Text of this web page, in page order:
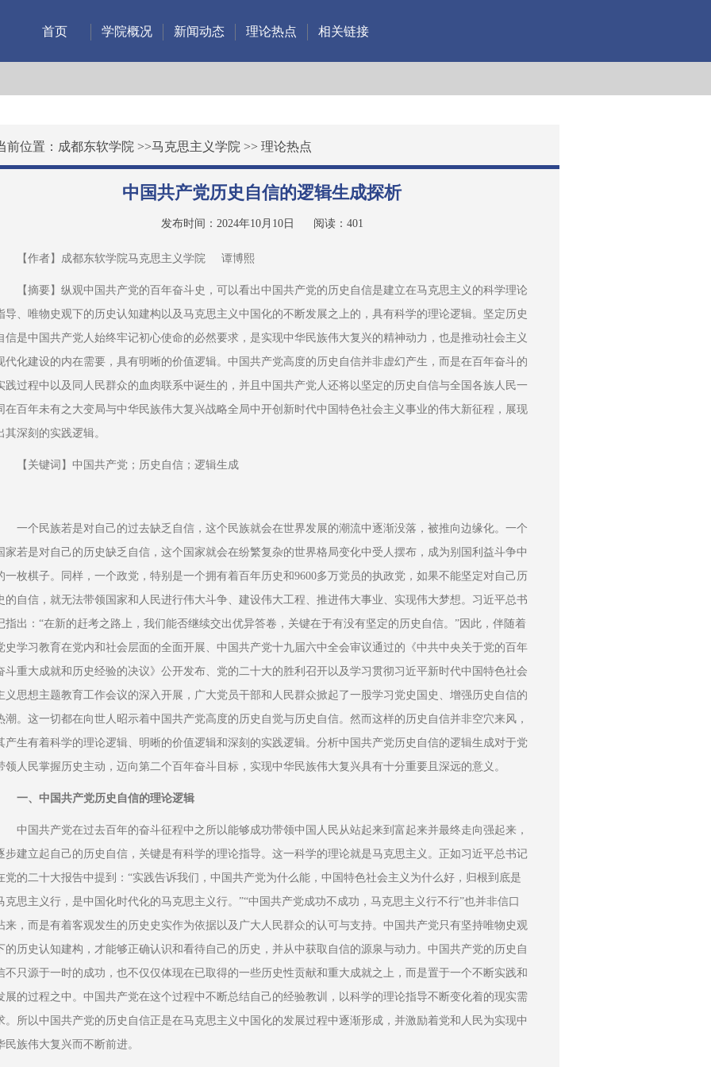
首页 学院概况 新闻动态 理论热点 相关链接
前位置： 成都东软学院 >>马克思主义学院 >> 理论热点
中国共产党历史自信的逻辑生成探析
发布时间：2024年10月10日 阅读： 401
【作者】成都东软学院马克思主义学院     谭博熙
【摘要】纵观中国共产党的百年奋斗史，可以看出中国共产党的历史自信是建立在马克思主义的科学理论
导、唯物史观下的历史认知建构以及马克思主义中国化的不断发展之上的，具有科学的理论逻辑。坚定历史
信是中国共产党人始终牢记初心使命的必然要求，是实现中华民族伟大复兴的精神动力，也是推动社会主义
代化建设的内在需要，具有明晰的价值逻辑。中国共产党高度的历史自信并非虚幻产生，而是在百年奋斗的
践过程中以及同人民群众的血肉联系中诞生的，并且中国共产党人还将以坚定的历史自信与全国各族人民一
在百年未有之大变局与中华民族伟大复兴战略全局中开创新时代中国特色社会主义事业的伟大新征程，展现
其深刻的实践逻辑。
【关键词】中国共产党；历史自信；逻辑生成
一个民族若是对自己的过去缺乏自信，这个民族就会在世界发展的潮流中逐渐没落，被推向边缘化。一个
家若是对自己的历史缺乏自信，这个国家就会在纷繁复杂的世界格局变化中受人摆布，成为别国利益斗争中
一枚棋子。同样，一个政党，特别是一个拥有着百年历史和9600多万党员的执政党，如果不能坚定对自己历
的自信，就无法带领国家和人民进行伟大斗争、建设伟大工程、推进伟大事业、实现伟大梦想。习近平总书
指出：“在新的赶考之路上，我们能否继续交出优异答卷，关键在于有没有坚定的历史自信。”因此，伴随着
史学习教育在党内和社会层面的全面开展、中国共产党十九届六中全会审议通过的《中共中央关于党的百年
斗重大成就和历史经验的决议》公开发布、党的二十大的胜利召开以及学习贯彻习近平新时代中国特色社会
义思想主题教育工作会议的深入开展，广大党员干部和人民群众掀起了一股学习党史国史、增强历史自信的
潮。这一切都在向世人昭示着中国共产党高度的历史自觉与历史自信。然而这样的历史自信并非空穴来风，
产生有着科学的理论逻辑、明晰的价值逻辑和深刻的实践逻辑。分析中国共产党历史自信的逻辑生成对于党
领人民掌握历史主动，迈向第二个百年奋斗目标，实现中华民族伟大复兴具有十分重要且深远的意义。
一、中国共产党历史自信的理论逻辑
中国共产党在过去百年的奋斗征程中之所以能够成功带领中国人民从站起来到富起来并最终走向强起来，
步建立起自己的历史自信，关键是有科学的理论指导。这一科学的理论就是马克思主义。正如习近平总书记
党的二十大报告中提到：“实践告诉我们，中国共产党为什么能，中国特色社会主义为什么好，归根到底是
克思主义行，是中国化时代化的马克思主义行。”“中国共产党成功不成功，马克思主义行不行”也并非信口
来，而是有着客观发生的历史史实作为依据以及广大人民群众的认可与支持。中国共产党只有坚持唯物史观
的历史认知建构，才能够正确认识和看待自己的历史，并从中获取自信的源泉与动力。中国共产党的历史自
不只源于一时的成功，也不仅仅体现在已取得的一些历史性贡献和重大成就之上，而是置于一个不断实践和
展的过程之中。中国共产党在这个过程中不断总结自己的经验教训，以科学的理论指导不断变化着的现实需
。所以中国共产党的历史自信正是在马克思主义中国化的发展过程中逐渐形成，并激励着党和人民为实现中
民族伟大复兴而不断前进。